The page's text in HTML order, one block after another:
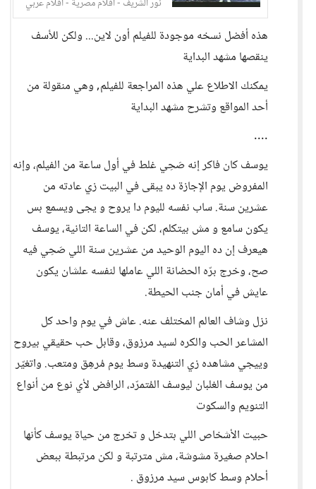
نور الشريف - افلام مصرية - افلام عربي
جودة HD
هذه أفضل نسخه موجودة للفيلم أون لاين... ولكن للأسف
ينقصها مشهد البداية
يمكنك الاطلاع علي هذه المراجعة للفيلم, وهي منقولة من
أحد المواقع وتشرح مشهد البداية
....
يوسف كان فاكر إنه صَحِي غلط في أول ساعة من الفيلم، وإنه
المفروض يوم الإجازة ده يبقى في البيت زي عادته من
عشرين سنة. ساب نفسه لليوم دا يروح و يجى ويسمع بس
يكون سامع و مش بيتكلم، لكن في الساعة التانية، يوسف
هيعرف إن ده اليوم الوحيد من عشرين سنة اللي صَحِي فيه
صح، وخرج برّه الحضانة اللي عاملها لنفسه علشان يكون
عايش في أمان جنب الحيطة.
نزل وشاف العالم المختلف عنه. عاش في يوم واحد كل
المشاعر الحب والكره لسيد مرزوق، وقابل حب حقيقي بيروح
وييجي مشاهده زي التنهيدة وسط يوم مُرهِق ومتعب. واتغيّر
من يوسف الغلبان ليوسف المُتمرّد، الرافض لأي نوع من أنواع
التنويم والسكوت
حبيت الأشخاص اللي بتدخل و تخرج من حياة يوسف كأنها
احلام صغيرة مشوشة، مش مترتبة و لكن مرتبطة ببعض
أحلام وسط كابوس سيد مرزوق .